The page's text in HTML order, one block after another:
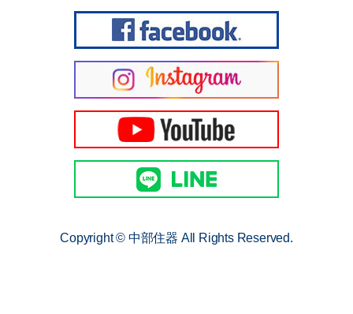
Copyright © 中部住器 All Rights Reserved.